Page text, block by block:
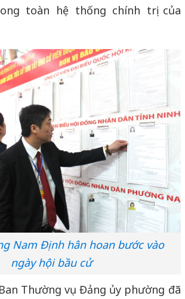
toàn hệ thống chính trị của
Nam Định hân hoan bước vào
ngày hội bầu cử
Thường vụ Đảng ủy phường đã